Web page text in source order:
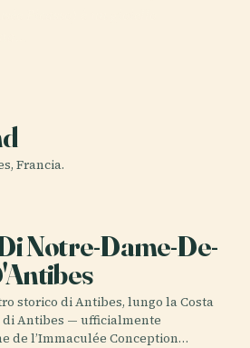
Francia.
Notre-Dame-De-
storico di Antibes, lungo la Costa
Antibes — ufficialmente
de l’Immaculée Conception…